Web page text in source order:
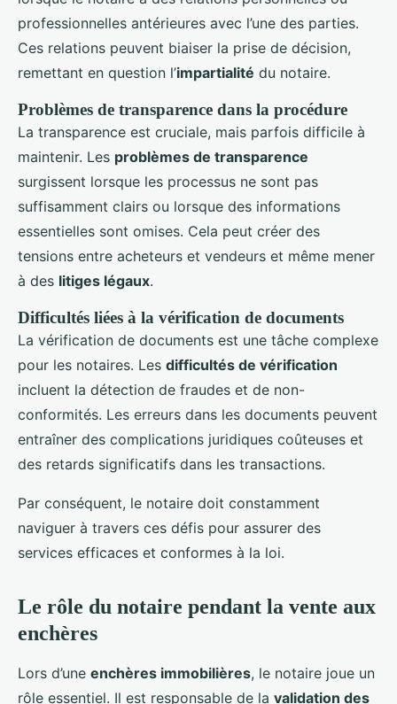
professionnelles antérieures avec l’une des parties.
Ces relations peuvent biaiser la prise de décision,
remettant en question l’impartialité du notaire.
Problèmes de transparence dans la procédure
La transparence est cruciale, mais parfois difficile à
maintenir. Les problèmes de transparence
surgissent lorsque les processus ne sont pas
suffisamment clairs ou lorsque des informations
essentielles sont omises. Cela peut créer des
tensions entre acheteurs et vendeurs et même mener
à des litiges légaux.
Difficultés liées à la vérification de documents
La vérification de documents est une tâche complexe
pour les notaires. Les difficultés de vérification
incluent la détection de fraudes et de non-
conformités. Les erreurs dans les documents peuvent
entraîner des complications juridiques coûteuses et
des retards significatifs dans les transactions.
Par conséquent, le notaire doit constamment
naviguer à travers ces défis pour assurer des
services efficaces et conformes à la loi.
Le rôle du notaire pendant la vente aux
enchères
Lors d’une enchères immobilières, le notaire joue un
rôle essentiel. Il est responsable de la validation des